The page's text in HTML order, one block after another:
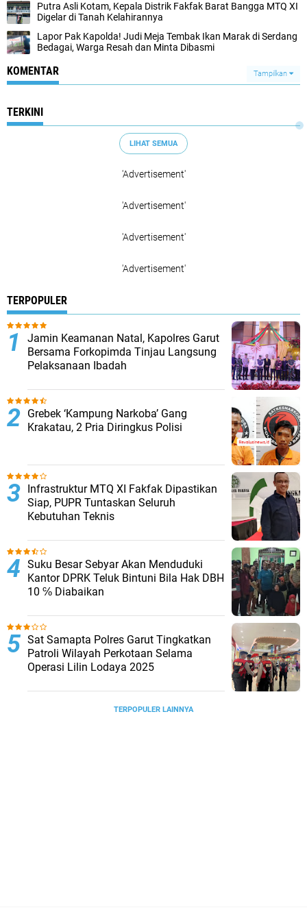
Putra Asli Kotam, Kepala Distrik Fakfak Barat Bangga MTQ XI
Digelar di Tanah Kelahirannya
Lapor Pak Kapolda! Judi Meja Tembak Ikan Marak di Serdang
Bedagai, Warga Resah dan Minta Dibasmi
KOMENTAR Tampilkan
TERKINI
LIHAT SEMUA
'Advertisement'
'Advertisement'
'Advertisement'
'Advertisement'
TERPOPULER
Jamin Keamanan Natal, Kapolres Garut
Bersama Forkopimda Tinjau Langsung
Pelaksanaan Ibadah
Grebek ‘Kampung Narkoba’ Gang
Krakatau, 2 Pria Diringkus Polisi
Infrastruktur MTQ XI Fakfak Dipastikan
Siap, PUPR Tuntaskan Seluruh
Kebutuhan Teknis
Suku Besar Sebyar Akan Menduduki
Kantor DPRK Teluk Bintuni Bila Hak DBH
10 ℅ Diabaikan
Sat Samapta Polres Garut Tingkatkan
Patroli Wilayah Perkotaan Selama
Operasi Lilin Lodaya 2025
TERPOPULER LAINNYA